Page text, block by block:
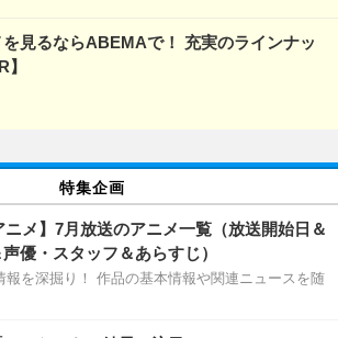
を見るならABEMAで！ 充実のラインナッ
特集企画
ニメ】7月放送のアニメ一覧（放送開始日＆
優・スタッフ＆あらすじ）
報を深掘り！ 作品の基本情報や関連ニュースを随